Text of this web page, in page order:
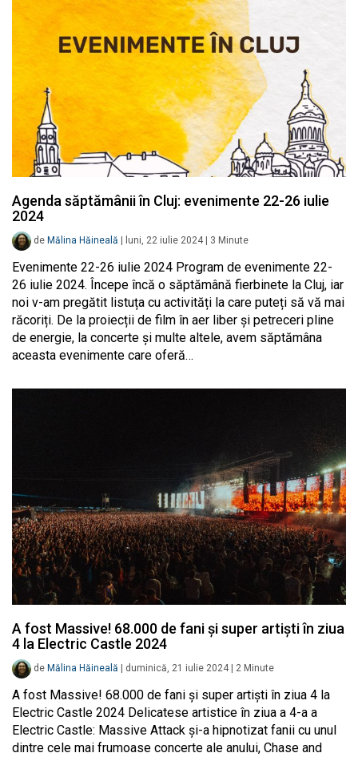
Agenda săptămânii în Cluj: evenimente 22-26 iulie
2024
de Mălina Hăineală luni, 22 iulie 2024 3 Minute
Evenimente 22-26 iulie 2024 Program de evenimente 22-
26 iulie 2024. Începe încă o săptămână fierbinete la Cluj, iar
noi v-am pregătit listuța cu activități la care puteți să vă mai
răcoriți. De la proiecții de film în aer liber și petreceri pline
de energie, la concerte și multe altele, avem săptămâna
aceasta evenimente care oferă…
A fost Massive! 68.000 de fani și super artiști în ziua
4 la Electric Castle 2024
de Mălina Hăineală duminică, 21 iulie 2024 2 Minute
A fost Massive! 68.000 de fani și super artiști în ziua 4 la
Electric Castle 2024 Delicatese artistice în ziua a 4-a a
Electric Castle: Massive Attack și-a hipnotizat fanii cu unul
dintre cele mai frumoase concerte ale anului, Chase and